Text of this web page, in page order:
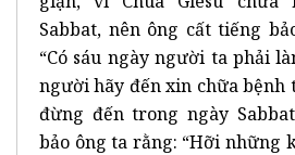
Sabbat, nên ông cất tiếng
“Có sáu ngày người ta phải
người hãy đến xin chữa bệnh
đừng đến trong ngày
bảo ông ta rằng: “Hỡi những